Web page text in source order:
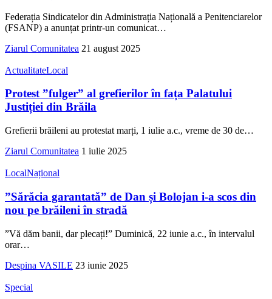
Federația Sindicatelor din Administrația Națională a Penitenciarelor
(FSANP) a anunțat printr-un comunicat…
Ziarul Comunitatea 21 august 2025
ActualitateLocal
Protest ”fulger” al grefierilor în fața Palatului
Justiției din Brăila
Grefierii brăileni au protestat marți, 1 iulie a.c., vreme de 30 de…
Ziarul Comunitatea 1 iulie 2025
LocalNațional
”Sărăcia garantată” de Dan și Bolojan i-a scos din
nou pe brăileni în stradă
”Vă dăm banii, dar plecați!” Duminică, 22 iunie a.c., în intervalul
orar…
Despina VASILE 23 iunie 2025
Special